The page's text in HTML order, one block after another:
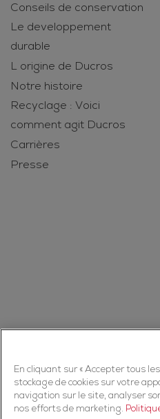
Conseils de conservation
Le developpement
durable
L origine de Ducros
Notre histoire
Recyclage : Voici
comment agit Ducros
Carrières
Presse
En cliquant sur « Accepter tous
stockage de cookies sur votre
navigation sur le site, analyser
nos efforts de marketing.